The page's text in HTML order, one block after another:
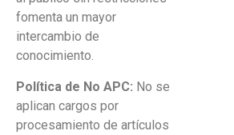
fomenta un mayor
intercambio de
conocimiento.
Política de No APC: No se
aplican cargos por
procesamiento de artículos